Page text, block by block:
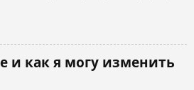
и как я могу изменить